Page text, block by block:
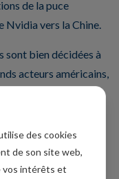
de la puce
Nvidia vers la Chine.
sont bien décidées à
acteurs américains,
et les futures en
de 1%.des cookies
de son site web,
vos intérêts et